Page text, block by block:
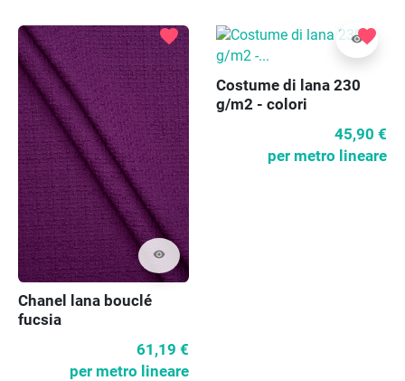
visibility
favorite
Chanel lana bouclé
fucsia
61,19 €
per metro lineare
visibilityfavorite
Costume di lana 230
g/m2 - colori
45,90 €
per metro lineare